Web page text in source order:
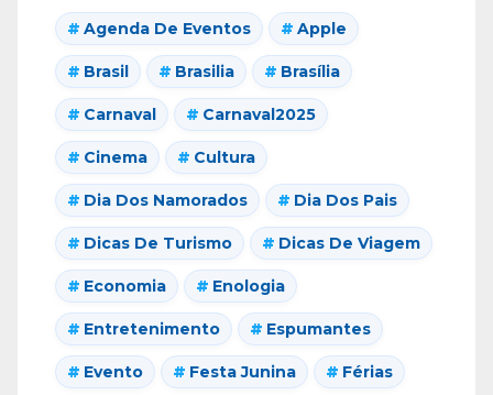
Agenda De Eventos Apple
Brasil Brasilia Brasília
Carnaval Carnaval2025
Cinema Cultura
Dia Dos Namorados Dia Dos Pais
Dicas De Turismo Dicas De Viagem
Economia Enologia
Entretenimento Espumantes
Evento Festa Junina Férias